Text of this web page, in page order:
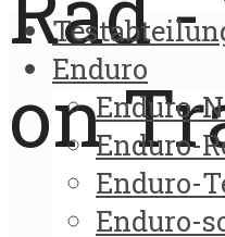
on
Enduro
Enduro-
Enduro-
Enduro-
Enduro-